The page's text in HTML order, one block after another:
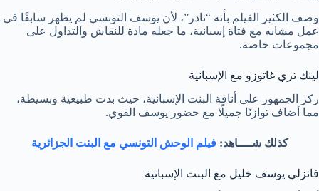
وصف الكثير الفيلم بأنه “نادر”، لأن يوسف التونسي لم يظهر سابقًا في
عمل مشابه مع فتاة إسبانية، ما جعله مادة للنقاش والتداول على
مجموعات خاصة.
لينك تري غاتوزو مع الإسبانية
ركز الجمهور على أناقة البنت الإسبانية، حيث بدت طبيعية وبسيطة،
مما أضاف توازنًا جميلًا مع حضور يوسف القوي.
كذلك شــــاهد:فيلم الوحش التونسي مع البنت الجزائرية
فانزلي يوسف خليل مع البنت الإسبانية